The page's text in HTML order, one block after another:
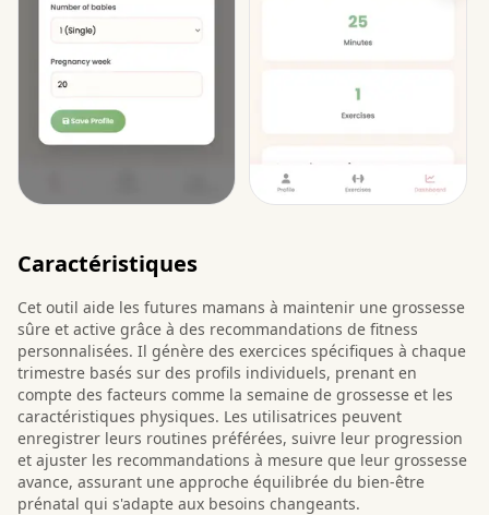
Caractéristiques
Cet outil aide les futures mamans à maintenir une grossesse
sûre et active grâce à des recommandations de fitness
personnalisées. Il génère des exercices spécifiques à chaque
trimestre basés sur des profils individuels, prenant en
compte des facteurs comme la semaine de grossesse et les
caractéristiques physiques. Les utilisatrices peuvent
enregistrer leurs routines préférées, suivre leur progression
et ajuster les recommandations à mesure que leur grossesse
avance, assurant une approche équilibrée du bien-être
prénatal qui s'adapte aux besoins changeants.